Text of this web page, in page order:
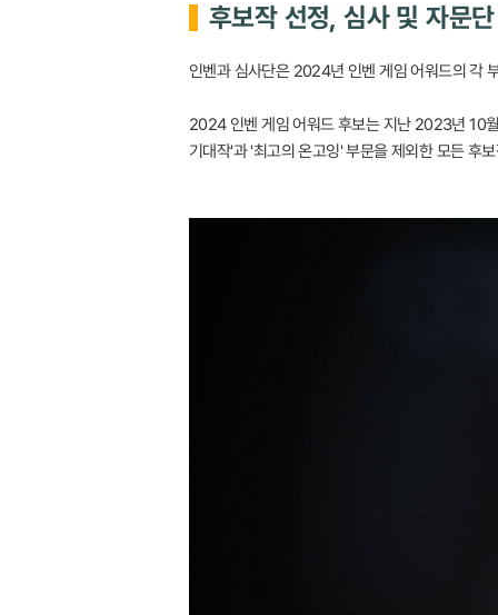
후보작 선정, 심사 및 자문단
인벤과 심사단은 2024년 인벤 게임 어워드의 각
2024 인벤 게임 어워드 후보는 지난 2023년 10
기대작'과 '최고의 온고잉' 부문을 제외한 모든 후